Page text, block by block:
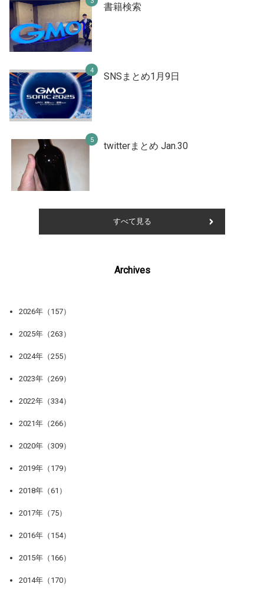
書籍検索
SNSまとめ1月9日
twitterまとめ Jan.30
すべて見る
Archives
2026年（157）
2025年（263）
2024年（255）
2023年（269）
2022年（334）
2021年（266）
2020年（309）
2019年（179）
2018年（61）
2017年（75）
2016年（154）
2015年（166）
2014年（170）